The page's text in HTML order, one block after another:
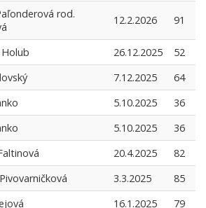
rod.
12.2.2026 91
26.12.2025
52
7.12.2025
64
5.10.2025
36
5.10.2025
36
20.4.2025
82
3.3.2025
85
16.1.2025 79